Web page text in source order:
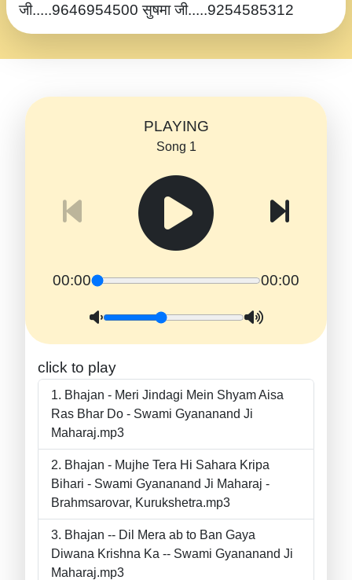
जी.....9646954500 सुषमा जी.....9254585312
PLAYING
Song 1
00:00 00:00
click to play
Bhajan - Meri Jindagi Mein Shyam Aisa
Ras Bhar Do - Swami Gyananand Ji
Maharaj.mp3
Bhajan - Mujhe Tera Hi Sahara Kripa
Bihari - Swami Gyananand Ji Maharaj -
Brahmsarovar, Kurukshetra.mp3
Bhajan -- Dil Mera ab to Ban Gaya
Diwana Krishna Ka -- Swami Gyananand Ji
Maharaj.mp3